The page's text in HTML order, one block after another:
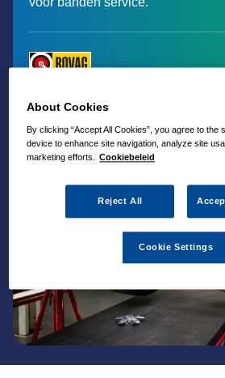
About Cookies
By clicking “Accept All Cookies”, you agree to the
device to enhance site navigation, analyze site
marketing efforts. Cookiebeleid
Reject All
Cookie Settings